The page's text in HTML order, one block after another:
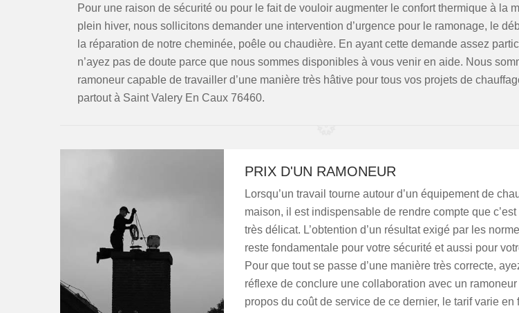
Pour une raison de sécurité ou pour le fait de vouloir augmenter le confort thermique à la
plein hiver, nous sollicitons demander une intervention d’urgence pour le ramonage, le
la réparation de notre cheminée, poêle ou chaudière. En ayant cette demande assez
n’ayez pas de doute parce que nous sommes disponibles à vous venir en aide. Nous
ramoneur capable de travailler d’une manière très hâtive pour tous vos projets de
partout à Saint Valery En Caux 76460.
PRIX D'UN RAMONEUR
Lorsqu’un travail tourne autour d’un équipement de
maison, il est indispensable de rendre compte que
très délicat. L’obtention d’un résultat exigé par les
reste fondamentale pour votre sécurité et aussi pour
Pour que tout se passe d’une manière très correcte,
réflexe de conclure une collaboration avec un ramoneur
propos du coût de service de ce dernier, le tarif varie en